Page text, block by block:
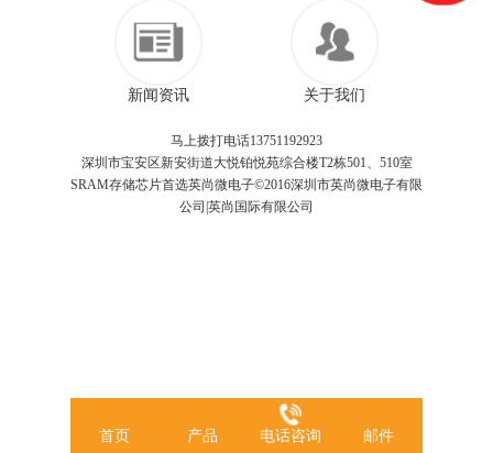
新闻资讯 关于我们
马上拨打电话13751192923
深圳市宝安区新安街道大悦铂悦苑综合楼T2栋501、510室
SRAM存储芯片首选英尚微电子©2016深圳市英尚微电子有限
公司|英尚国际有限公司
首页 产品 电话咨询 邮件